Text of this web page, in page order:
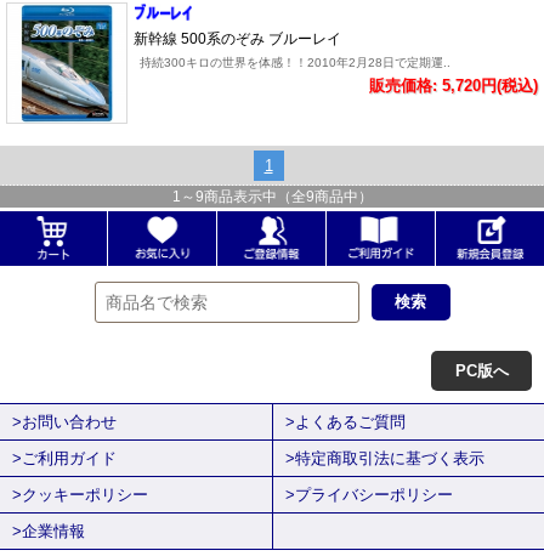
新幹線 500系のぞみ ブルーレイ
持続300キロの世界を体感！！2010年2月28日で定期運..
販売価格: 5,720円(税込)
1
1 ～ 9商品表示中（全9商品中）
PC版へ
>お問い合わせ
>よくあるご質問
>ご利用ガイド
>特定商取引法に基づく表示
>クッキーポリシー
>プライバシーポリシー
>企業情報